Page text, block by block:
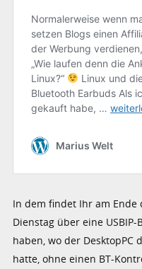
In dem findet Ihr am Ende
Dienstag über eine
haben, wo der DesktopPC
hatte, ohne einen BT-